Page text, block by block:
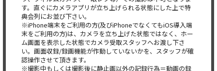
す。直ぐにカメラアプリが立ち上げられる状態にした上で特
典会列にお並び下さい。
※iPhone端末をご利用の方(及びiPhoneでなくてもiOS導入端
末をご利用の方)は、カメラを立ち上げた状態ではなく、ホー
ム画面を表示した状態でカメラ受取スタッフへお渡し下さ
い。画面収録/録画機能が作動していないかを、スタッフが確
認操作させて頂きます。
※撮影中もしくは撮影後に静止画以外の記録行為＝動画の録